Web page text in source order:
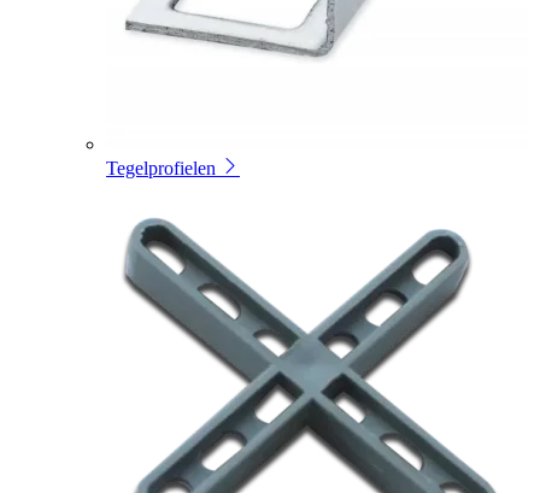
Tegelprofielen